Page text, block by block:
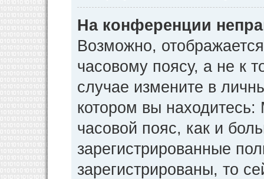
На конференции
Возможно,
часовому поясу, а не к
случае измените в
котором вы находитесь:
часовой пояс, как и
зарегистрированные
зарегистрированы, то